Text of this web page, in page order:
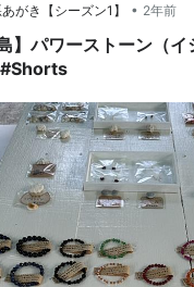
にエネルギーがあるの？
般的なお守りやお札は、１
と言われています。…
がき【シーズン1】 • 2年前
】パワーストーン（
#Shorts